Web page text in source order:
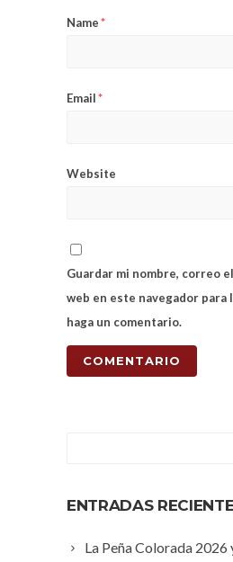
Name*
Email*
Website
Guardar mi nombre, correo
web en este navegador para
haga un comentario.
ENTRADAS
La Peña Colorada 2026